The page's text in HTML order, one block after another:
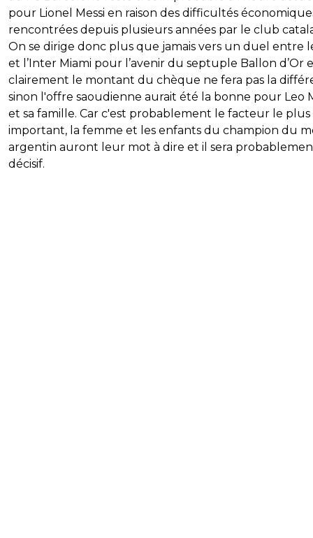
pour Lionel Messi en raison des difficultés
rencontrées depuis plusieurs années par le club
On se dirige donc plus que jamais vers un duel entre
et l’Inter Miami pour l’avenir du septuple Ballon d’Or
clairement le montant du chèque ne fera pas la
sinon l'offre saoudienne aurait été la bonne pour Leo
et sa famille. Car c'est probablement le facteur le plus
important, la femme et les enfants du champion du
argentin auront leur mot à dire et il sera
décisif.